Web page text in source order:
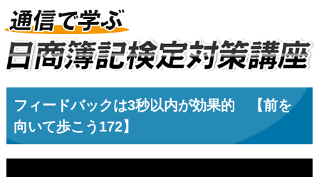
フィードバックは3秒以内が効果的 【前を
向いて歩こう172】